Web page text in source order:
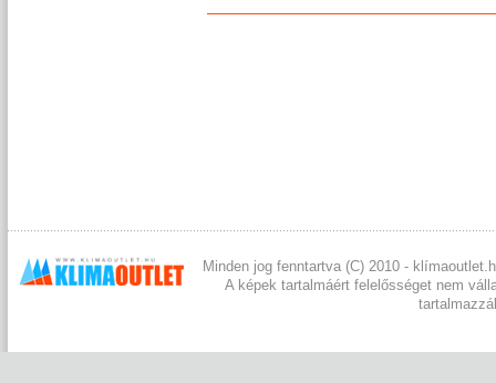
Minden jog fenntartva (C) 2010 -
A képek tartalmáért felelősséget nem